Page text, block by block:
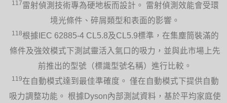
117雷射偵測技術專為硬地板而設計。 雷射偵測效能會受環
境光條件、碎屑類型和表面的影響。
118根據IEC 62885-4 CL5.8及CL5.9標準，在集塵筒裝滿的
條件及強效模式下測試靈活入氣口的吸力，並與此市場上先
前推出的型號（標識型號名稱）進行比較。
119在自動模式達到最佳準確度。 僅在自動模式下提供自動
吸力調整功能。 根據Dyson內部測試資料，基於平均家庭使